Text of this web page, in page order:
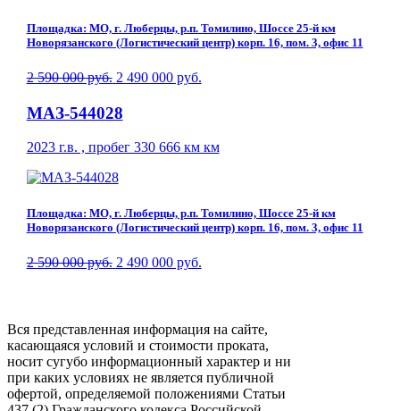
Площадка: МО, г. Люберцы, р.п. Томилино, Шоссе 25-й км
Новорязанского (Логистический центр) корп. 16, пом. 3, офис 11
2 590 000 руб. 2 490 000 руб.
МАЗ-544028
2023 г.в. , пробег 330 666 км км
Площадка: МО, г. Люберцы, р.п. Томилино, Шоссе 25-й км
Новорязанского (Логистический центр) корп. 16, пом. 3, офис 11
2 590 000 руб. 2 490 000 руб.
Вся представленная информация на сайте,
касающаяся условий и стоимости проката,
носит сугубо информационный характер и ни
при каких условиях не является публичной
офертой, определяемой положениями Статьи